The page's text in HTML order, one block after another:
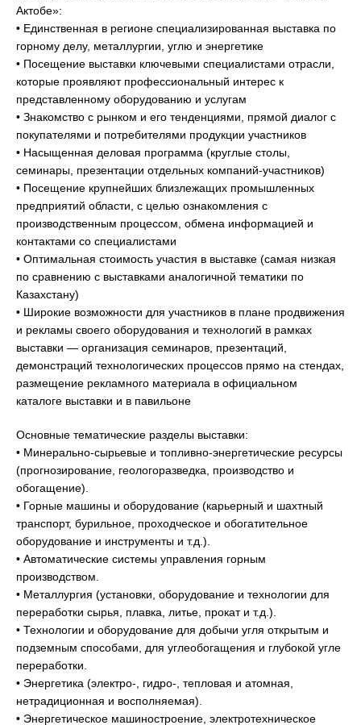
Актобе»:
• Единственная в регионе специализированная выставка по
горному делу, металлургии, углю и энергетике
• Посещение выставки ключевыми специалистами отрасли,
которые проявляют профессиональный интерес к
представленному оборудованию и услугам
• Знакомство с рынком и его тенденциями, прямой диалог с
покупателями и потребителями продукции участников
• Насыщенная деловая программа (круглые столы,
семинары, презентации отдельных компаний-участников)
• Посещение крупнейших близлежащих промышленных
предприятий области, с целью ознакомления с
производственным процессом, обмена информацией и
контактами со специалистами
• Оптимальная стоимость участия в выставке (самая низкая
по сравнению с выставками аналогичной тематики по
Казахстану)
• Широкие возможности для участников в плане продвижения
и рекламы своего оборудования и технологий в рамках
выставки — организация семинаров, презентаций,
демонстраций технологических процессов прямо на стендах,
размещение рекламного материала в официальном
каталоге выставки и в павильоне
Основные тематические разделы выставки:
• Минерально-сырьевые и топливно-энергетические ресурсы
(прогнозирование, геологоразведка, производство и
обогащение).
• Горные машины и оборудование (карьерный и шахтный
транспорт, бурильное, проходческое и обогатительное
оборудование и инструменты и т.д.).
• Автоматические системы управления горным
производством.
• Металлургия (установки, оборудование и технологии для
переработки сырья, плавка, литье, прокат и т.д.).
• Технологии и оборудование для добычи угля открытым и
подземным способами, для углеобогащения и глубокой угле
переработки.
• Энергетика (электро-, гидро-, тепловая и атомная,
нетрадиционная и восполняемая).
• Энергетическое машиностроение, электротехническое